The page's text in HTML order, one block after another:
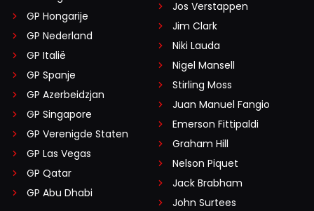
GP Hongarije
GP Nederland
GP Italië
GP Spanje
GP Azerbeidzjan
GP Singapore
GP Verenigde Staten
GP Las Vegas
GP Qatar
GP Abu Dhabi
Jos Verstappen
Jim Clark
Niki Lauda
Nigel Mansell
Stirling Moss
Juan Manuel Fangio
Emerson Fittipaldi
Graham Hill
Nelson Piquet
Jack Brabham
John Surtees